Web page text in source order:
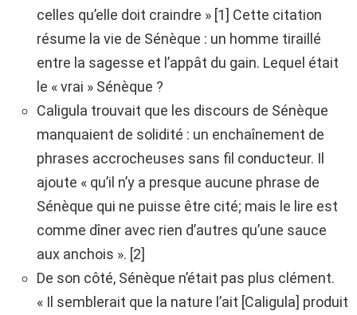
celles qu’elle doit craindre » [1] Cette citation
résume la vie de Sénèque : un homme tiraillé
entre la sagesse et l’appât du gain. Lequel était
le « vrai » Sénèque ?
Caligula trouvait que les discours de Sénèque
manquaient de solidité : un enchaînement de
phrases accrocheuses sans fil conducteur. Il
ajoute « qu’il n’y a presque aucune phrase de
Sénèque qui ne puisse être cité; mais le lire est
comme dîner avec rien d’autres qu’une sauce
aux anchois ». [2]
De son côté, Sénèque n’était pas plus clément.
« Il semblerait que la nature l’ait [Caligula] produit